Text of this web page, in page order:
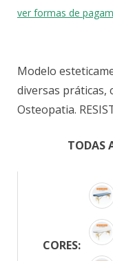
ver formas de
Modelo
diversas práticas,
Osteopatia.
TODAS
CORES: